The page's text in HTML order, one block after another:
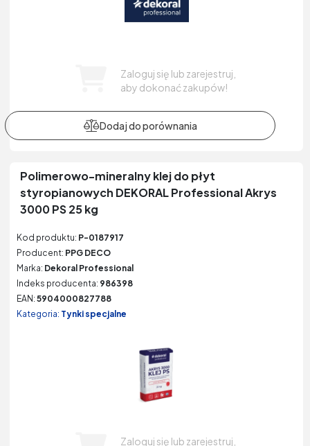
Zaloguj się lub zarejestruj,
aby dokonać zakupów!
Polimerowo-mineralny klej do płyt
styropianowych DEKORAL Professional Akrys
3000 PS 25 kg
Kod produktu: P-0187917
Producent: PPG DECO
Marka: Dekoral Professional
Indeks producenta: 986398
EAN: 5904000827788
Kategoria: Tynki specjalne
Zaloguj się lub zarejestruj,